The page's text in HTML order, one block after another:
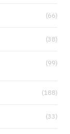
(66)
(38)
(99)
(188)
(33)